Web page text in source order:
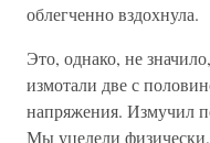
облегченно вздохнула.
Это, однако, не
измотали две с
напряжения. Измучил
Мы уцелели